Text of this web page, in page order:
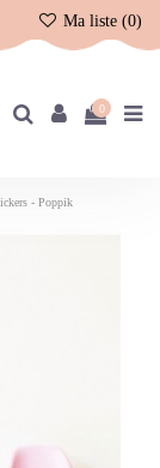
Ma liste (0)
0
- Poppik